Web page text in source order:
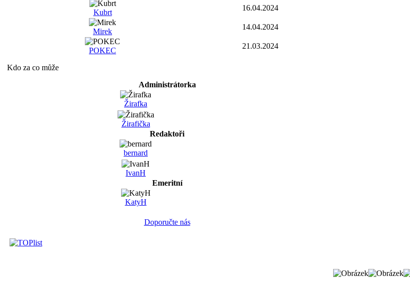
Kubrt
16.04.2024
Mirek
14.04.2024
POKEC
21.03.2024
Kdo za co může
Administrátorka
Žirafka
Žirafička
Redaktoři
bernard
IvanH
Emeritní
KatyH
Doporučte nás